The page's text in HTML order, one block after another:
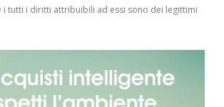
i tutti i diritti attribuibili ad essi sono dei legittimi